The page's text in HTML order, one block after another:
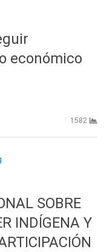
económico
1582
SOBRE
INDÍGENA Y